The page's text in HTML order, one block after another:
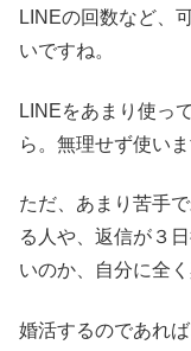
LINEの回数など、
いですね。
LINEをあまり使っ
ら。無理せず使いま
ただ、あまり苦手
る人や、返信が３
いのか、自分に全
婚活するのであれ